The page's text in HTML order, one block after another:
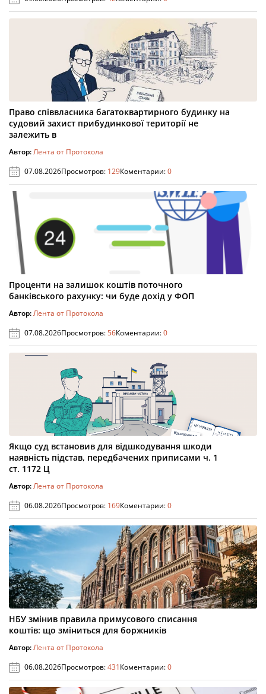
Право співвласника багатоквартирного будинку на
судовий захист прибудинкової території не
залежить в
Автор:Лента от Протокола
07.08.2026Просмотров: 129Коментарии:0
Проценти на залишок коштів поточного
банківського рахунку: чи буде дохід у ФОП
Автор:Лента от Протокола
07.08.2026Просмотров:56Коментарии:0
Якщо суд встановив для відшкодування шкоди
наявність підстав, передбачених приписами ч. 1
ст. 1172 Ц
Автор:Лента от Протокола
06.08.2026Просмотров: 169Коментарии:0
НБУ змінив правила примусового списання
коштів: що зміниться для боржників
Автор:Лента от Протокола
06.08.2026Просмотров:431Коментарии:0